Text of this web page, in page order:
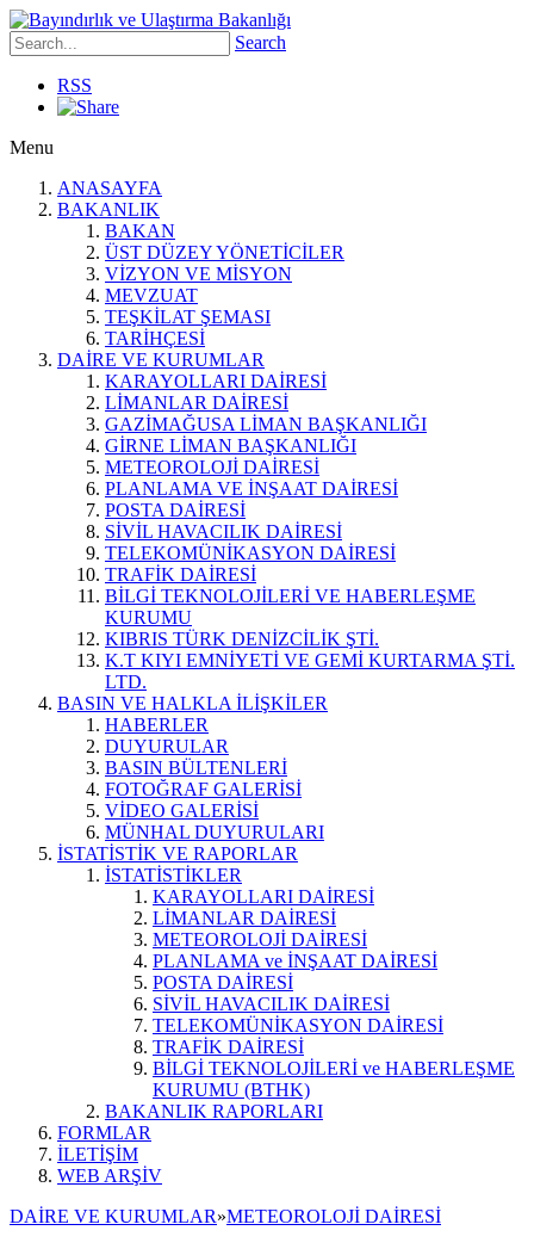
Search
RSS
Menu
ANASAYFA
BAKANLIK
BAKAN
ÜST DÜZEY YÖNETİCİLER
VİZYON VE MİSYON
MEVZUAT
TEŞKİLAT ŞEMASI
TARİHÇESİ
DAİRE VE KURUMLAR
KARAYOLLARI DAİRESİ
LİMANLAR DAİRESİ
GAZİMAĞUSA LİMAN BAŞKANLIĞI
GİRNE LİMAN BAŞKANLIĞI
METEOROLOJİ DAİRESİ
PLANLAMA VE İNŞAAT DAİRESİ
POSTA DAİRESİ
SİVİL HAVACILIK DAİRESİ
TELEKOMÜNİKASYON DAİRESİ
TRAFİK DAİRESİ
BİLGİ TEKNOLOJİLERİ VE HABERLEŞME
KURUMU
KIBRIS TÜRK DENİZCİLİK ŞTİ.
K.T KIYI EMNİYETİ VE GEMİ KURTARMA ŞTİ.
LTD.
BASIN VE HALKLA İLİŞKİLER
HABERLER
DUYURULAR
BASIN BÜLTENLERİ
FOTOĞRAF GALERİSİ
VİDEO GALERİSİ
MÜNHAL DUYURULARI
İSTATİSTİK VE RAPORLAR
İSTATİSTİKLER
KARAYOLLARI DAİRESİ
LİMANLAR DAİRESİ
METEOROLOJİ DAİRESİ
PLANLAMA ve İNŞAAT DAİRESİ
POSTA DAİRESİ
SİVİL HAVACILIK DAİRESİ
TELEKOMÜNİKASYON DAİRESİ
TRAFİK DAİRESİ
BİLGİ TEKNOLOJİLERİ ve HABERLEŞME
KURUMU (BTHK)
BAKANLIK RAPORLARI
FORMLAR
İLETİŞİM
WEB ARŞİV
DAİRE VE KURUMLAR»METEOROLOJİ DAİRESİ